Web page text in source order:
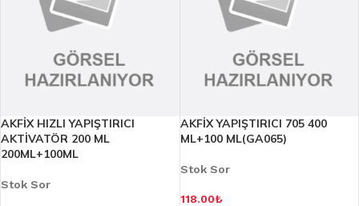
AKFİX HIZLI YAPIŞTIRICI
AKTİVATÖR 200 ML
200ML+100ML
Stok Sor
AKFİX YAPIŞTIRICI 705 400
ML+100 ML(GA065)
Stok Sor
118.00₺